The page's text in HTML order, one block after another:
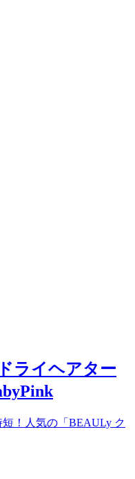
ライヘアター
！人気の「BEAULy ク